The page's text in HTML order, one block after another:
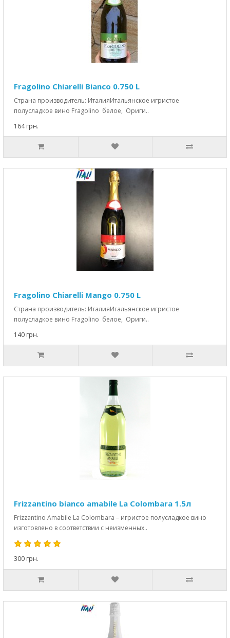
Fragolino Chiarelli Bianco 0.750 L
Страна производитель: ИталияИтальянское игристое
полусладкое вино Fragolino белое, Ориги..
164 грн.
Fragolino Chiarelli Mango 0.750 L
Страна производитель: ИталияИтальянское игристое
полусладкое вино Fragolino белое, Ориги..
140 грн.
Frizzantino bianco amabile La Colombara 1.5л
Frizzantino Amabile La Colombara – игристое полусладкое вино
изготовлено в соответствии с неизменных..
300 грн.